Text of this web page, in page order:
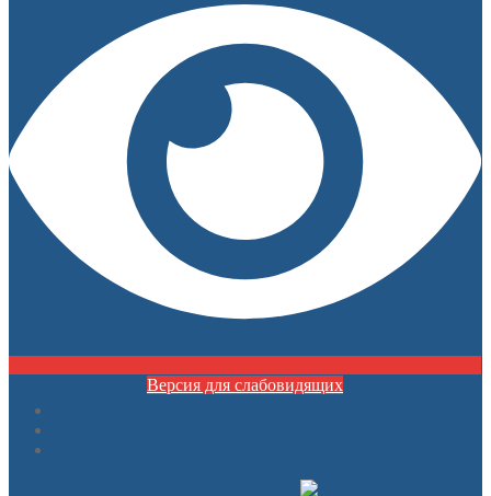
Версия для слабовидящих